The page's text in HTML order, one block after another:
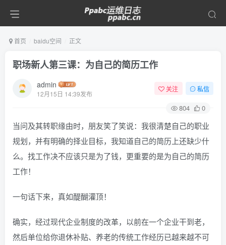
首页 baidu空间 正文
职场新人第三课：为自己的简历工作
admin
12月15日 14:39发布
关注 私信
804 0
当问及其转职缘由时，朋友笑了笑说：我很清楚自己的职业
规划，并有明确的择业目标，我知道自己的简历上还缺少什
么。找工作决不应该只是为了钱，更重要的是为自己的简历
工作！
一句话下来，真如醍醐灌顶！
确实，经过现代企业制度的改革，以前在一个企业干到老，
然后单位给你退休补贴、养老的传统工作经历已越来越不可